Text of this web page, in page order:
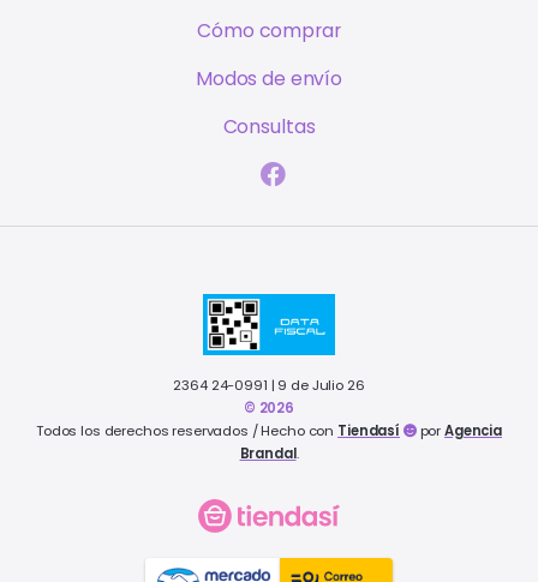
Cómo comprar
Modos de envío
Consultas
2364 24-0991 | 9 de Julio 26
© 2026
Todos los derechos reservados / Hecho con Tiendasí porAgencia
Brandal.